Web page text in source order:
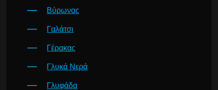
Βύρωνας
Γαλάτσι
Γέρακας
Γλυκά Νερά
Γλυφάδα